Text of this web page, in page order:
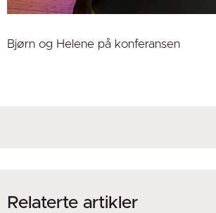
Bjørn og Helene på konferansen
Relaterte artikler